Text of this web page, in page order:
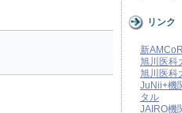
リンク
新AMCoR
旭川医科
旭川医科
JuNii+機
タル
JAIRO機